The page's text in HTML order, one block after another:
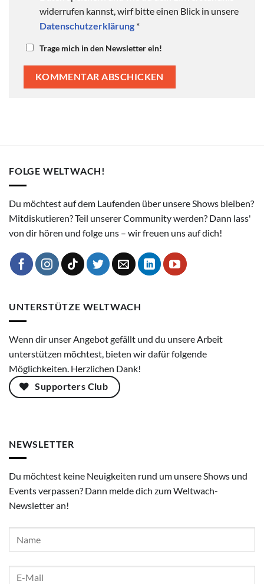
widerrufen kannst, wirf bitte einen Blick in unsere
Datenschutzerklärung *
Trage mich in den Newsletter ein!
FOLGE WELTWACH!
Du möchtest auf dem Laufenden über unsere Shows bleiben?
Mitdiskutieren? Teil unserer Community werden? Dann lass'
von dir hören und folge uns – wir freuen uns auf dich!
UNTERSTÜTZE WELTWACH
Wenn dir unser Angebot gefällt und du unsere Arbeit
unterstützen möchtest, bieten wir dafür folgende
Möglichkeiten. Herzlichen Dank!
Supporters Club
NEWSLETTER
Du möchtest keine Neuigkeiten rund um unsere Shows und
Events verpassen? Dann melde dich zum Weltwach-
Newsletter an!